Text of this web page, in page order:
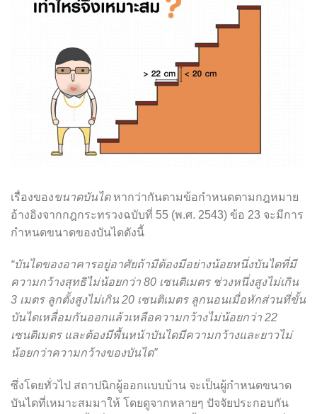
เรื่องของขนาดบันได หากว่ากันตามข้อกำหนดตามกฎหมาย
อ้างอิงจากกฎกระทรวงฉบับที่ 55 (พ.ศ. 2543) ข้อ 23 จะมีการ
กำหนดขนาดของบันไดดังนี้
“บันไดของอาคารอยู่อาศัยถ้ามีต้องมีอย่างน้อยหนึ่งบันไดที่มี
ความกว้างสุทธิไม่น้อยกว่า 80 เซนติเมตร ช่วงหนึ่งสูงไม่เกิน
3 เมตร ลูกตั้งสูงไม่เกิน 20 เซนติเมตร ลูกนอนเมื่อหักส่วนที่ขั้น
บันไดเหลื่อมกันออกแล้วเหลือความกว้างไม่น้อยกว่า 22
เซนติเมตร และต้องมีพื้นหน้าบันไดมีความกว้างและยาวไม่
น้อยกว่าความกว้างของบันได”
ซึ่งโดยทั่วไป สถาปนิกผู้ออกแบบบ้าน จะเป็นผู้กำหนดขนาด
บันไดที่เหมาะสมมาให้ โดยดูจากหลายๆ ปัจจัยประกอบกัน